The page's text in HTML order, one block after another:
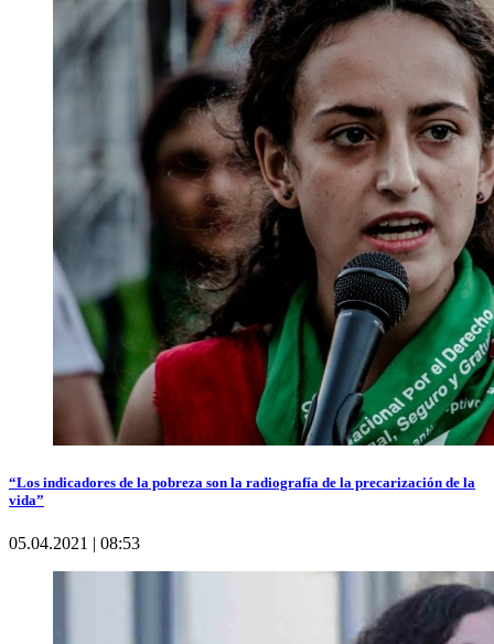
“Los indicadores de la pobreza son la radiografía de la precarización de la
vida”
05.04.2021 | 08:53